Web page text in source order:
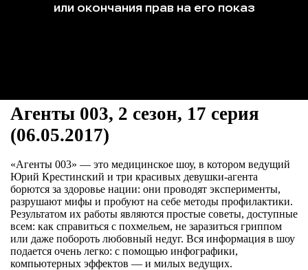
Агенты 003, 2 сезон, 17 серия
(06.05.2017)
«Агенты 003» — это медицинское шоу, в котором ведущий
Юрий Крестинский и три красивых девушки-агента
борются за здоровье нации: они проводят эксперименты,
разрушают мифы и пробуют на себе методы профилактики.
Результатом их работы являются простые советы, доступные
всем: как справиться с похмельем, не заразиться гриппом
или даже побороть любовный недуг. Вся информация в шоу
подается очень легко: с помощью инфографики,
компьютерных эффектов — и милых ведущих.